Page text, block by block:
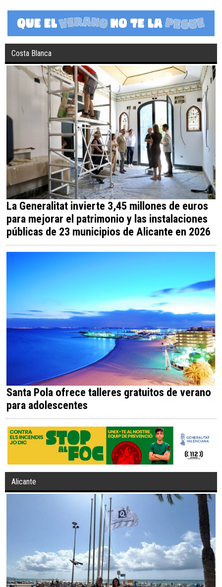
Costa Blanca
La Generalitat invierte 3,45 millones de euros
para mejorar el patrimonio y las instalaciones
públicas de 23 municipios de Alicante en 2026
Santa Pola ofrece talleres gratuitos de verano
para adolescentes
Alicante